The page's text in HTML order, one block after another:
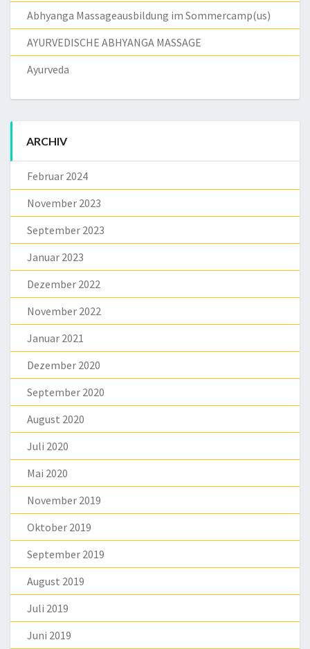
Abhyanga Massageausbildung im Sommercamp(us)
AYURVEDISCHE ABHYANGA MASSAGE
Ayurveda
ARCHIV
Februar 2024
November 2023
September 2023
Januar 2023
Dezember 2022
November 2022
Januar 2021
Dezember 2020
September 2020
August 2020
Juli 2020
Mai 2020
November 2019
Oktober 2019
September 2019
August 2019
Juli 2019
Juni 2019